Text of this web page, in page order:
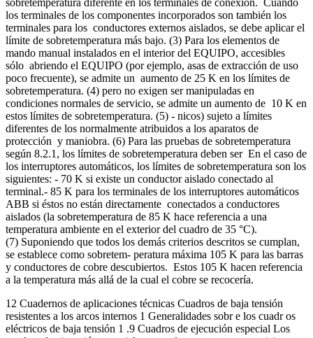
sobretemperatura diferente en los terminales de conexión. Cuando
los terminales de los componentes incorporados son también los
terminales para los conductores externos aislados, se debe aplicar el
límite de sobretemperatura más bajo. (3) Para los elementos de
mando manual instalados en el interior del EQUIPO, accesibles
sólo abriendo el EQUIPO (por ejemplo, asas de extracción de uso
poco frecuente), se admite un aumento de 25 K en los límites de
sobretemperatura. (4) pero no exigen ser manipuladas en
condiciones normales de servicio, se admite un aumento de 10 K en
estos límites de sobretemperatura. (5) - nicos) sujeto a límites
diferentes de los normalmente atribuidos a los aparatos de
protección y maniobra. (6) Para las pruebas de sobretemperatura
según 8.2.1, los límites de sobretemperatura deben ser En el caso de
los interruptores automáticos, los límites de sobretemperatura son los
siguientes: - 70 K si existe un conductor aislado conectado al
terminal.- 85 K para los terminales de los interruptores automáticos
ABB si éstos no están directamente conectados a conductores
aislados (la sobretemperatura de 85 K hace referencia a una
temperatura ambiente en el exterior del cuadro de 35 °C).
(7) Suponiendo que todos los demás criterios descritos se cumplan,
se establece como sobretem- peratura máxima 105 K para las barras
y conductores de cobre descubiertos. Estos 105 K hacen referencia
a la temperatura más allá de la cual el cobre se recocería.
12 Cuadernos de aplicaciones técnicas Cuadros de baja tensión
resistentes a los arcos internos 1 Generalidades sobr e los cuadr os
eléctricos de baja tensión 1 .9 Cuadros de ejecución especial Los